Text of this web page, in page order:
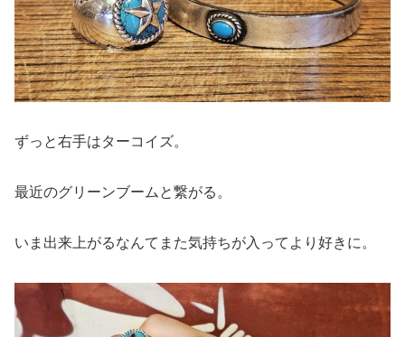
ずっと右手はターコイズ。
最近のグリーンブームと繋がる。
いま出来上がるなんてまた気持ちが入ってより好きに。